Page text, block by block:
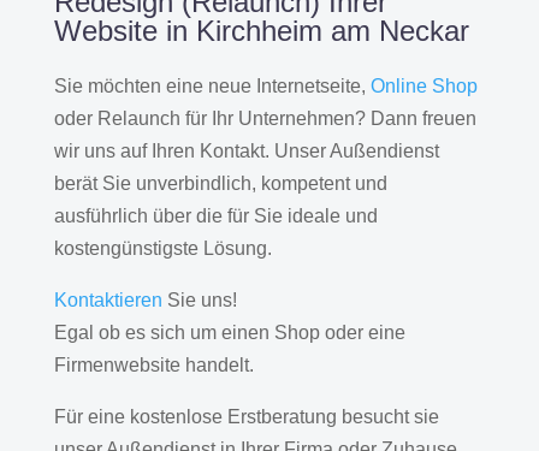
Website in Kirchheim am Neckar
Sie möchten eine neue Internetseite, Online Shop
oder Relaunch für Ihr Unternehmen? Dann freuen
wir uns auf Ihren Kontakt. Unser Außendienst
berät Sie unverbindlich, kompetent und
ausführlich über die für Sie ideale und
kostengünstigste Lösung.
Kontaktieren Sie uns!
Egal ob es sich um einen Shop oder eine
Firmenwebsite handelt.
Für eine kostenlose Erstberatung besucht sie